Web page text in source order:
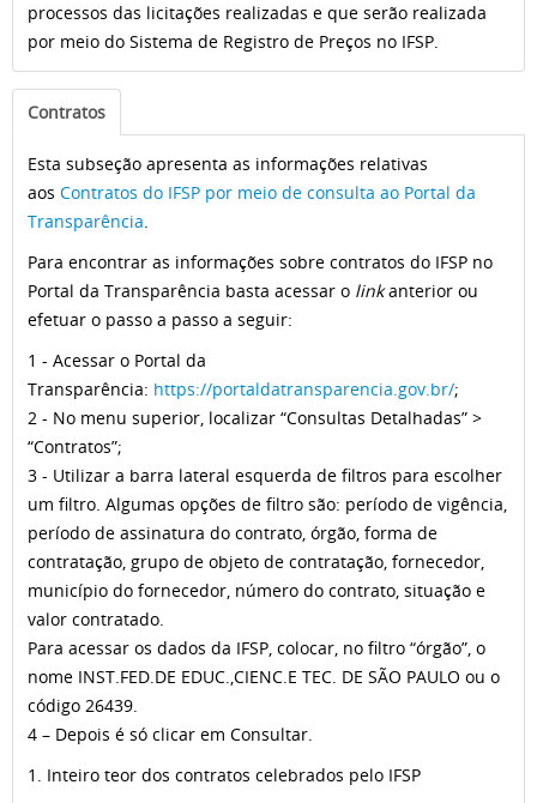
processos das licitações realizadas e que serão realizada
por meio do Sistema de Registro de Preços no IFSP.
Contratos
Esta subseção apresenta as informações relativas
aos Contratos do IFSP por meio de consulta ao Portal da
Transparência.
Para encontrar as informações sobre contratos do IFSP no
Portal da Transparência basta acessar o linkanterior ou
efetuar o passo a passo a seguir:
1 - Acessar o Portal da
Transparência: https://portaldatransparencia.gov.br/;
2 - No menu superior, localizar “Consultas Detalhadas” >
“Contratos”;
3 - Utilizar a barra lateral esquerda de filtros para escolher
um filtro. Algumas opções de filtro são: período de vigência,
período de assinatura do contrato, órgão, forma de
contratação, grupo de objeto de contratação, fornecedor,
município do fornecedor, número do contrato, situação e
valor contratado.
Para acessar os dados da IFSP, colocar, no filtro “órgão”, o
nome INST.FED.DE EDUC.,CIENC.E TEC. DE SÃO PAULO ou o
código 26439.
4 – Depois é só clicar em Consultar.
1. Inteiro teor dos contratos celebrados pelo IFSP